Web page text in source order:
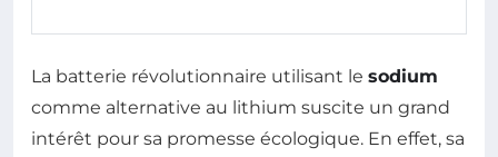
La batterie révolutionnaire utilisant le sodium
comme alternative au lithium suscite un grand
intérêt pour sa promesse écologique. En effet, sa